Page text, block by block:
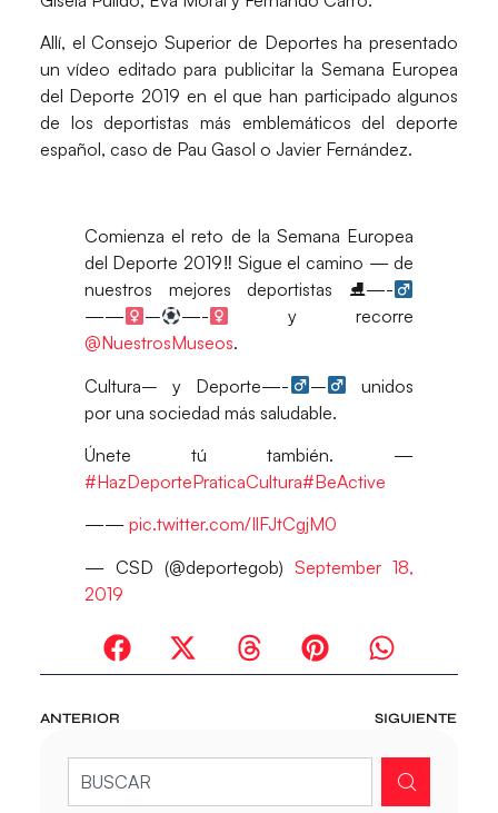
Allí, el Consejo Superior de Deportes ha presentado
un vídeo editado para publicitar la Semana Europea
del Deporte 2019 en el que han participado algunos
de los deportistas más emblemáticos del deporte
español, caso de Pau Gasol o Javier Fernández.
Comienza el reto de la Semana Europea
del Deporte 2019‼ Sigue el camino — de
nuestros mejores deportistas ⛸—-‍
——‍
– —-‍
y recorre
@NuestrosMuseos.
Cultura– y Deporte—-‍
–‍
unidos
por una sociedad más saludable.
Únete tú también. —
#HazDeportePraticaCultura#BeActive
—— pic.twitter.com/IlFJtCgjM0
— CSD (@deportegob)September 18,
2019
ANTERIOR SIGUIENTE